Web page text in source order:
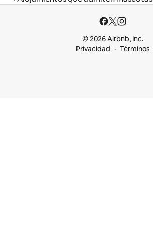
© 2026 Airbnb, Inc.
Privacidad
Términos